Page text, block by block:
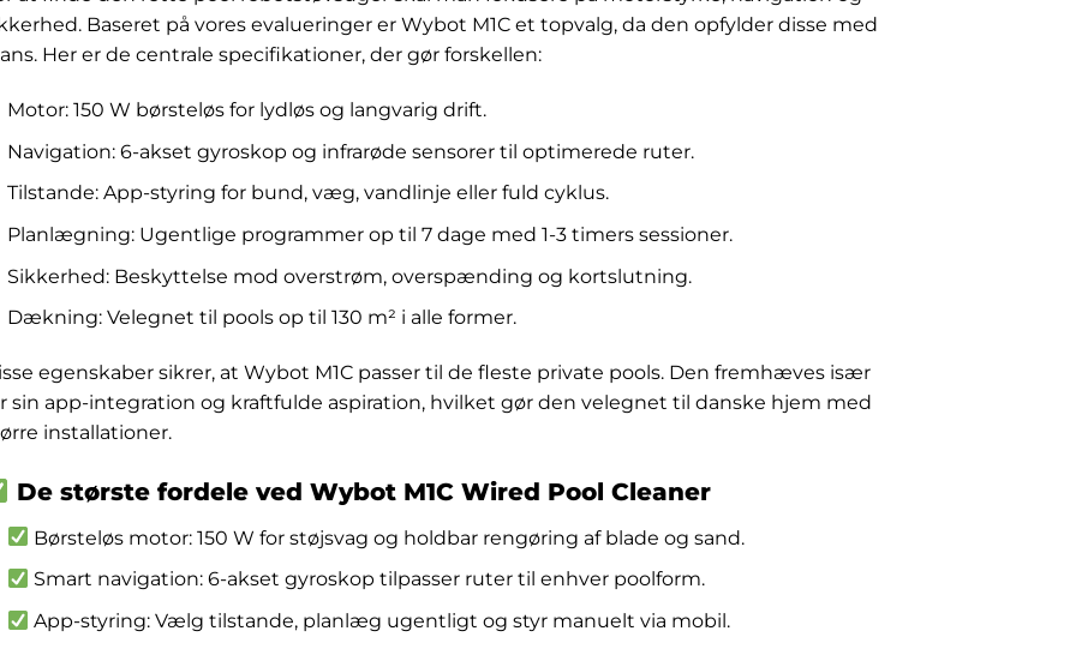
Baseret på vores evalueringer er Wybot M1C et topvalg, da den opfylder disse med
Her er de centrale specifikationer, der gør forskellen:
Motor: 150 W børsteløs for lydløs og langvarig drift.
Navigation: 6-akset gyroskop og infrarøde sensorer til optimerede ruter.
Tilstande: App-styring for bund, væg, vandlinje eller fuld cyklus.
Planlægning: Ugentlige programmer op til 7 dage med 1-3 timers sessioner.
Sikkerhed: Beskyttelse mod overstrøm, overspænding og kortslutning.
Dækning: Velegnet til pools op til 130 m² i alle former.
egenskaber sikrer, at Wybot M1C passer til de fleste private pools. Den fremhæves især
sin app-integration og kraftfulde aspiration, hvilket gør den velegnet til danske hjem med
installationer.
De største fordele ved Wybot M1C Wired Pool Cleaner
Børsteløs motor: 150 W for støjsvag og holdbar rengøring af blade og sand.
Smart navigation: 6-akset gyroskop tilpasser ruter til enhver poolform.
App-styring: Vælg tilstande, planlæg ugentligt og styr manuelt via mobil.